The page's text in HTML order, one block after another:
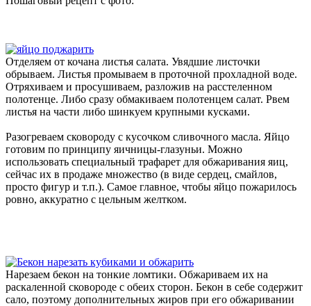
Отделяем от кочана листья салата. Увядшие листочки
обрываем. Листья промываем в проточной прохладной воде.
Отряхиваем и просушиваем, разложив на расстеленном
полотенце. Либо сразу обмакиваем полотенцем салат. Рвем
листья на части либо шинкуем крупными кусками.
Разогреваем сковороду с кусочком сливочного масла. Яйцо
готовим по принципу яичницы-глазуньи. Можно
использовать специальный трафарет для обжаривания яиц,
сейчас их в продаже множество (в виде сердец, смайлов,
просто фигур и т.п.). Самое главное, чтобы яйцо пожарилось
ровно, аккуратно с цельным желтком.
Нарезаем бекон на тонкие ломтики. Обжариваем их на
раскаленной сковороде с обеих сторон. Бекон в себе содержит
сало, поэтому дополнительных жиров при его обжаривании